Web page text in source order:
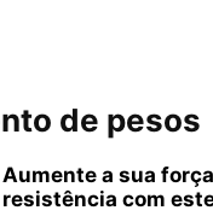
de pesos
Aumente a sua
resistência com